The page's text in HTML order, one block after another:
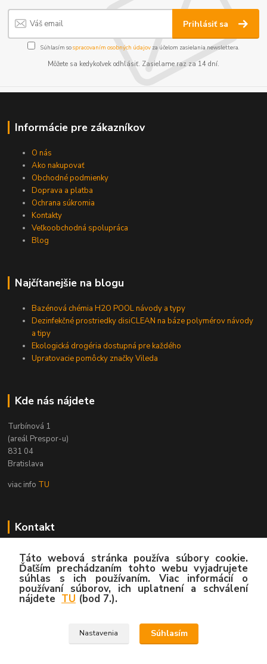
Prihlásiť sa
Súhlasím sospracovaním osobných údajov za účelom zasielania newslettera.
Môžete sa kedykoľvek odhlásiť. Zasielame raz za 14 dní.
Informácie pre zákazníkov
O nás
Ako nakupovať
Obchodné podmienky
Doprava a platba
Ochrana súkromia
Kontakty
Veľkoobchodná spolupráca
Blog
Najčítanejšie na blogu
Bazénová chémia H2O POOL návody a typy
Dezinfekčné prostriedky disiCLEAN na báze polymérov návody
a tipy
Ekologická drogéria dostupná pre každého
Upratovacie pomôcky značky Vileda
Kde nás nájdete
Turbínová 1
(areál Prespor-u)
831 04
Bratislava
viac info TU
Kontakt
Zákaznícka podpora
02/4445 8762
(Po-Pia, 8:00-15:30 hod.)
info@hygy.sk
Táto webová stránka používa súbory cookie.
Ďaľším prechádzaním tohto webu vyjadrujete
súhlas s ich používaním. Viac informácií o
používaní súborov, ich uplatnení a schválení
nájdete TU (bod 7.).
Nastavenia Súhlasím